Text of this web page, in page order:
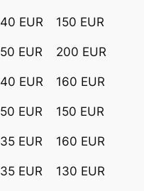
40 EUR 150 EUR
50 EUR 200 EUR
40 EUR 160 EUR
50 EUR 150 EUR
35 EUR 160 EUR
35 EUR 130 EUR